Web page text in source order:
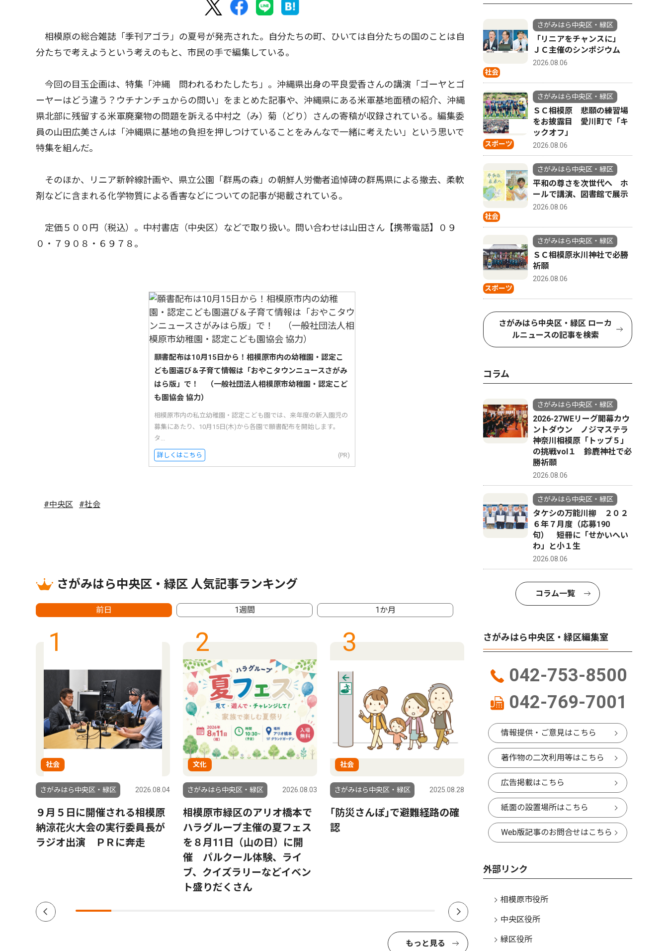
相模原の総合雑誌「季刊アゴラ」の夏号が発売された。自分たちの町、ひいては自分たちの国のことは自
分たちで考えようという考えのもと、市民の手で編集している。
今回の目玉企画は、特集「沖縄 問われるわたしたち」。沖縄県出身の平良愛香さんの講演「ゴーヤとゴ
ーヤーはどう違う？ウチナンチュからの問い」をまとめた記事や、沖縄県にある米軍基地面積の紹介、沖縄
県北部に残留する米軍廃棄物の問題を訴える中村之（み）菊（どり）さんの寄稿が収録されている。編集委
員の山田広美さんは「沖縄県に基地の負担を押しつけていることをみんなで一緒に考えたい」という思いで
特集を組んだ。
そのほか、リニア新幹線計画や、県立公園「群馬の森」の朝鮮人労働者追悼碑の群馬県による撤去、柔軟
剤などに含まれる化学物質による香害などについての記事が掲載されている。
定価５００円（税込）。中村書店（中央区）などで取り扱い。問い合わせは山田さん【携帯電話】０９
０・７９０８・６９７８。
願書配布は10月15日から！相模原市内の幼稚園・認定こ
ども園選び＆子育て情報は「おやこタウンニュースさがみ
はら版」で！ （一般社団法人相模原市幼稚園・認定こど
も園協会 協力）
相模原市内の私立幼稚園・認定こども園では、来年度の新入園児の
募集にあたり、10月15日(木)から各園で願書配布を開始します。
タ...
詳しくはこちら (PR)
#中央区 #社会
さがみはら中央区・緑区 人気記事ランキング
前日 1週間 1か月
1
社会
さがみはら中央区・緑区 2026.08.04
９月５日に開催される相模原
納涼花火大会の実行委員長が
ラジオ出演 ＰＲに奔走
2
文化
さがみはら中央区・緑区 2026.08.03
相模原市緑区のアリオ橋本で
ハラグループ主催の夏フェス
を８月11日（山の日）に開
催 パルクール体験、ライ
ブ、クイズラリーなどイベン
ト盛りだくさん
3
社会
さがみはら中央区・緑区 2025.08.28
｢防災さんぽ｣で避難経路の確
認
4
スポーツ
さがみはら中央区・緑区
「一番は、皆に楽しんでもら
うこと」 SC相模原応援団体
R.O.O.T.S コールリーダー
住）
晃友相
館内覧
小澤仁院
もっと見る
社会
さがみはら中央区・緑区
「リニアをチャンスに」
ＪＣ主催のシンポジウム
2026.08.06
スポーツ
さがみはら中央区・緑区
ＳＣ相模原 悲願の練習場
をお披露目 愛川町で「キ
ックオフ」
2026.08.06
社会
さがみはら中央区・緑区
平和の尊さを次世代へ ホ
ールで講演、図書館で展示
2026.08.06
スポーツ
さがみはら中央区・緑区
ＳＣ相模原氷川神社で必勝
祈願
2026.08.06
さがみはら中央区・緑区 ローカ
ルニュースの記事を検索
コラム
さがみはら中央区・緑区
2026-27WEリーグ開幕カウ
ントダウン ノジマステラ
神奈川相模原「トップ５」
の挑戦vol１ 鈴鹿神社で必
勝祈願
2026.08.06
さがみはら中央区・緑区
タケシの万能川柳 ２０２
６年７月度（応募190
句） 短冊に「せかいへい
わ」と小１生
2026.08.06
コラム一覧
さがみはら中央区・緑区編集室
042-753-8500
042-769-7001
情報提供・ご意見はこちら
著作物の二次利用等はこちら
広告掲載はこちら
紙面の設置場所はこちら
Web版記事のお問合せはこちら
外部リンク
相模原市役所
中央区役所
緑区役所